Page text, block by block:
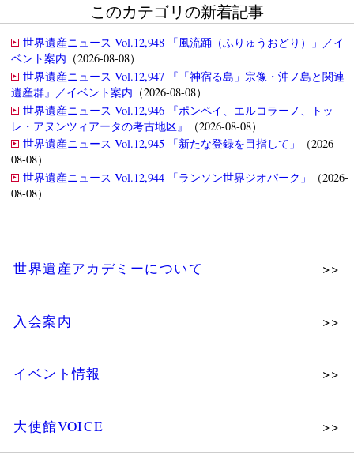
このカテゴリの新着記事
世界遺産ニュース Vol.12,948 「風流踊（ふりゅうおどり）」／イ
ベント案内 （2026-08-08）
世界遺産ニュース Vol.12,947 『「神宿る島」宗像・沖ノ島と関連
遺産群』／イベント案内 （2026-08-08）
世界遺産ニュース Vol.12,946 『ポンペイ、エルコラーノ、トッ
レ・アヌンツィアータの考古地区』
（2026-08-08）
世界遺産ニュース Vol.12,945 「新たな登録を目指して」
（2026-
08-08）
世界遺産ニュース Vol.12,944 「ランソン世界ジオパーク」
（2026-
08-08）
世界遺産アカデミーについて
組織図・役員
入会案内
イベント情報
大使館VOICE